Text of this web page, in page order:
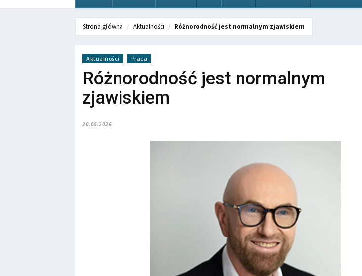
Strona główna Aktualności Różnorodność jest normalnym zjawiskiem
Aktualności Praca
Różnorodność jest normalnym
zjawiskiem
20.05.2026